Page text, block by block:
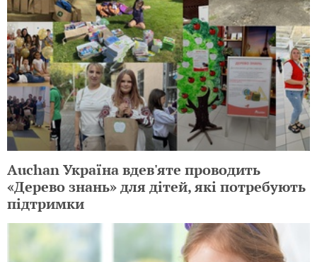
Auchan Україна вдев'яте проводить
«Дерево знань» для дітей, які потребують
підтримки